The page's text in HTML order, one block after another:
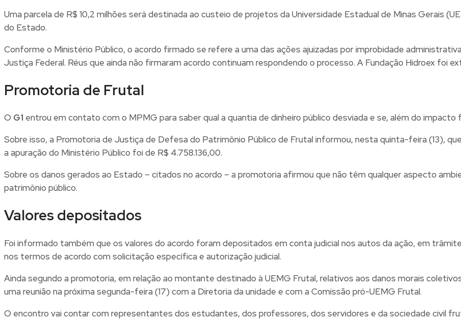
Uma parcela de R$ 10,2 milhões será destinada ao custeio de projetos da Universidade Estadual de Minas Gerais
do Estado.
Conforme o Ministério Público, o acordo firmado se refere a uma das ações ajuizadas por improbidade
Justiça Federal. Réus que ainda não firmaram acordo continuam respondendo o processo. A Fundação Hidroex foi
Promotoria de Frutal
O G1 entrou em contato com o MPMG para saber qual a quantia de dinheiro público desviada e se, além do impacto
Sobre isso, a Promotoria de Justiça de Defesa do Patrimônio Público de Frutal informou, nesta quinta-feira (13),
a apuração do Ministério Público foi de R$ 4.758.136,00.
Sobre os danos gerados ao Estado – citados no acordo – a promotoria afirmou que não têm qualquer aspecto
patrimônio público.
Valores depositados
Foi informado também que os valores do acordo foram depositados em conta judicial nos autos da ação, em
nos termos de acordo com solicitação específica e autorização judicial.
Ainda segundo a promotoria, em relação ao montante destinado à UEMG Frutal, relativos aos danos morais
uma reunião na próxima segunda-feira (17) com a Diretoria da unidade e com a Comissão pró-UEMG Frutal.
O encontro vai contar com representantes dos estudantes, dos professores, dos servidores e da sociedade civil